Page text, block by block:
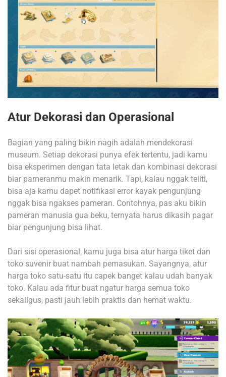
Atur Dekorasi dan Operasional
Bagian yang paling bikin nagih adalah mendekorasi
museum. Setiap dekorasi punya efek tertentu, jadi kamu
bisa eksperimen dengan tata letak dan kombinasi dekorasi
biar pameranmu makin menarik. Tapi, kalau nggak teliti,
bisa aja kamu dapet notifikasi error kayak pengunjung
nggak bisa ngakses pameran. Contohnya, pas aku bikin
pameran manusia gua beku, ternyata harus dikasih pagar
biar pengunjung bisa lihat.
Dari sisi operasional, kamu juga bisa atur harga tiket dan
toko suvenir buat nambah pemasukan. Sayangnya, atur
harga toko satu-satu itu capek banget kalau udah banyak
toko. Kalau ada fitur buat ngatur harga semua toko
sekaligus, pasti jauh lebih praktis dan hemat waktu.